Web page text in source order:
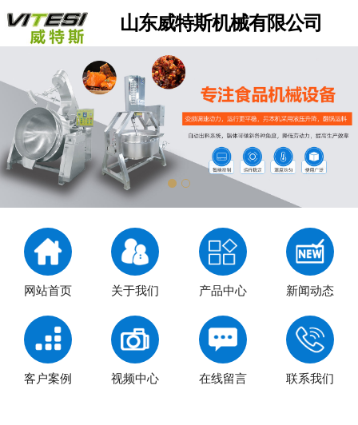
山东威特斯机械有限公司
网站首页 关于我们 产品中心 新闻动态
客户案例 视频中心 在线留言 联系我们